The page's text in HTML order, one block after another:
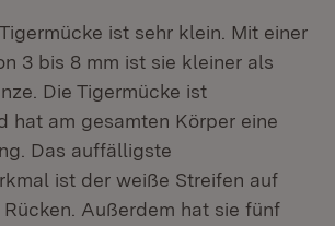
ist sehr klein. Mit einer
3 bis 8 mm ist sie kleiner als
Die Tigermücke ist
hat am gesamten Körper eine
Das auffälligste
ist der weiße Streifen auf
Außerdem hat sie fünf